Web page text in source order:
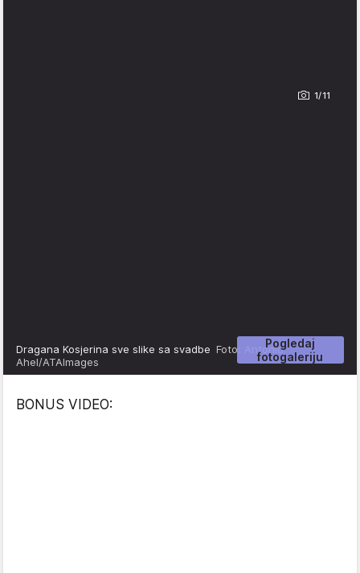
1/11
Pogledaj
fotogaleriju
Dragana Kosjerina sve slike sa svadbe Foto: Antonio
Ahel/ATAImages
BONUS VIDEO: